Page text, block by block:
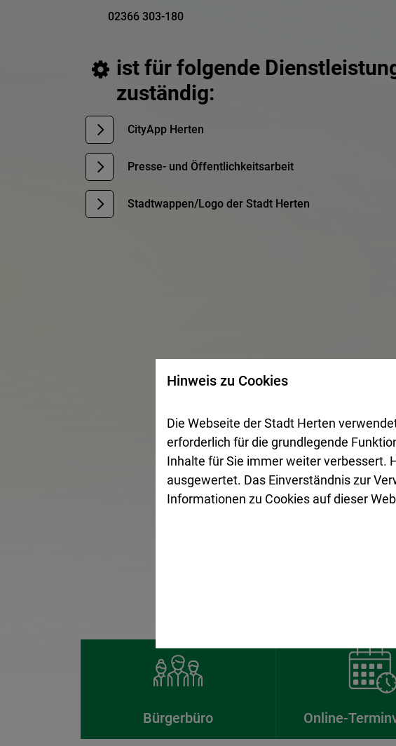
02366 303-180
ist für folgende
zuständig:
CityApp Herten
Presse- und Öffentlichkeitsarbeit
Stadtwappen/Logo der Stadt Herten
Bürgerbüro Online-
Hinweis zu Cookies
Die Webseite der Stadt Herten
erforderlich für die grundlegende
Inhalte für Sie immer weiter verbessert.
ausgewertet. Das Einverständnis zur
Informationen zu Cookies auf dieser